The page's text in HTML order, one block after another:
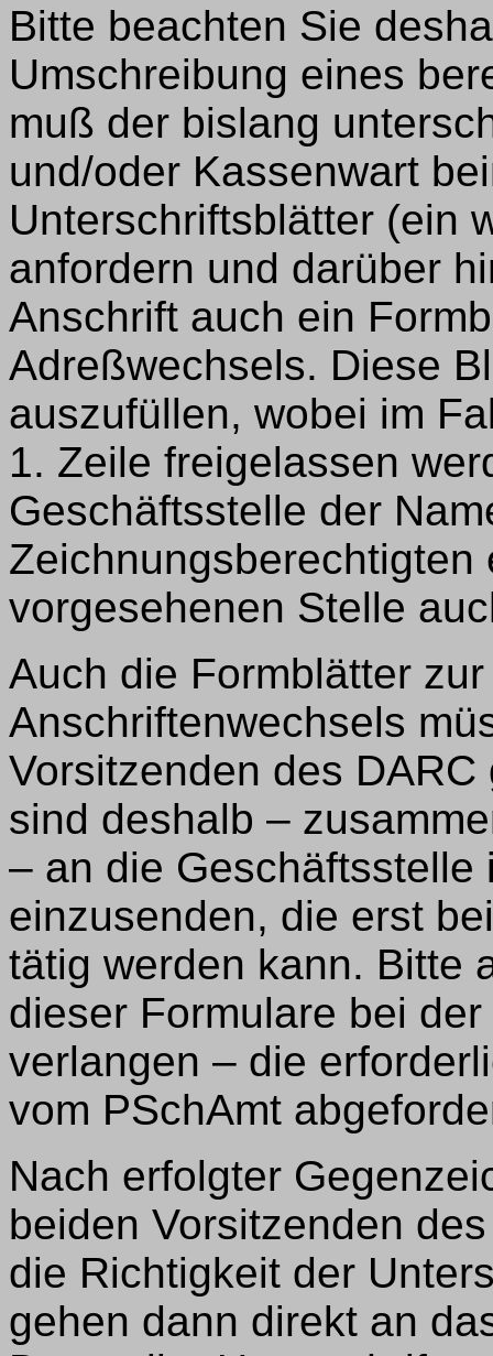
Bitte beachten Sie
Umschreibung eines
muß der bislang
und/oder Kassenwart
Unterschriftsblätter (ein
anfordern und darüber
Anschrift auch ein
Adreßwechsels. Diese
auszufüllen, wobei im
1. Zeile freigelassen
Geschäftsstelle der
vorgesehenen Stelle
Auch die Formblätter
Anschriftenwechsels
Vorsitzenden des
sind deshalb –
– an die Geschäftsstelle
einzusenden, die erst
tätig werden kann. Bitte
dieser Formulare bei
verlangen – die
vom PSchAmt
Nach erfolgter
beiden Vorsitzenden
die Richtigkeit der
gehen dann direkt an